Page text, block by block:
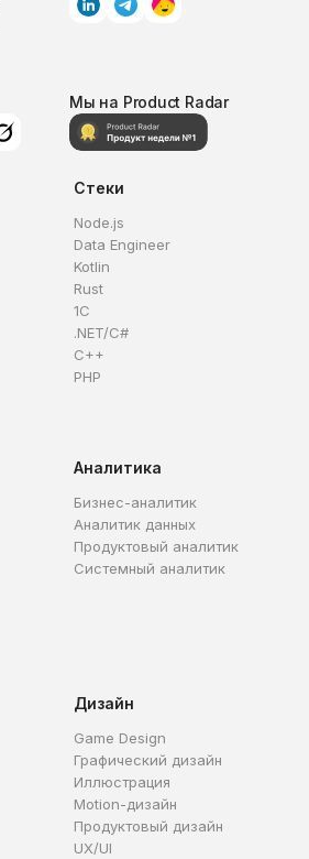
Мы на Product Radar
Стеки
Node.js
Data Engineer
Kotlin
Rust
1C
.NET/C#
C++
PHP
Аналитика
Бизнес-аналитик
Аналитик данных
Продуктовый аналитик
Системный аналитик
Дизайн
Game Design
Графический дизайн
Иллюстрация
Motion-дизайн
Продуктовый дизайн
UX/UI